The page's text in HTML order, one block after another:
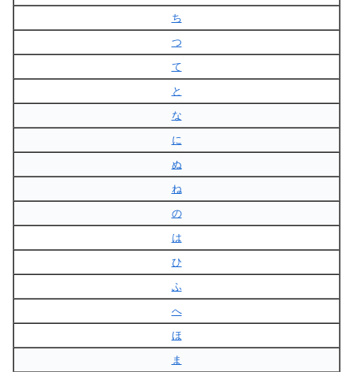
ち
つ
て
と
な
に
ぬ
ね
の
は
ひ
ふ
へ
ほ
ま